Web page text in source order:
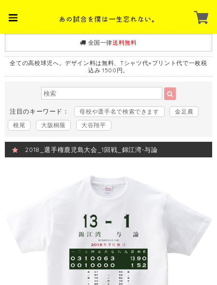
全国一律送料無料
全ての高校球児へ。デザイン料は無料、Tシャツ代+プリント代で一枚税
込み 1500円。
注目のキーワード： 母校や選手名で検索できます
金足農
根尾
大阪桐蔭 大谷翔平
2018_選手権鹿児島大会_1回戦_錦江湾-与論